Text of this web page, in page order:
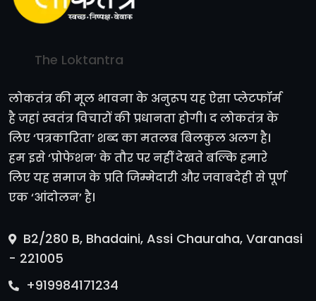
The Loktantra
लोकतंत्र की मूल भावना के अनुरूप यह ऐसा प्लेटफॉर्म
है जहां स्वतंत्र विचारों की प्रधानता होगी। द लोकतंत्र के
लिए ‘पत्रकारिता’ शब्द का मतलब बिलकुल अलग है।
हम इसे ‘प्रोफेशन’ के तौर पर नहीं देखते बल्कि हमारे
लिए यह समाज के प्रति जिम्मेदारी और जवाबदेही से पूर्ण
एक ‘आंदोलन’ है।
B2/280 B, Bhadaini, Assi Chauraha, Varanasi
- 221005
+919984171234